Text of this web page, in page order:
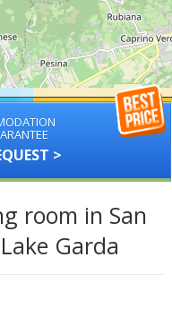
>
room in San
Garda